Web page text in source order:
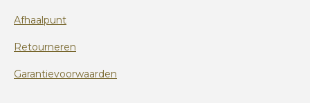
Afhaalpunt
Retourneren
Garantievoorwaarden